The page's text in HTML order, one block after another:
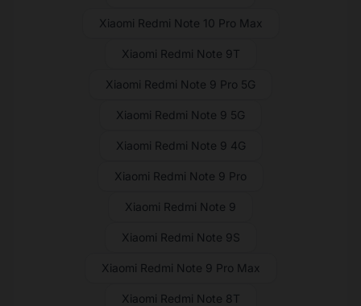
Xiaomi Redmi Note 10 Pro Max
Xiaomi Redmi Note 9T
Xiaomi Redmi Note 9 Pro 5G
Xiaomi Redmi Note 9 5G
Xiaomi Redmi Note 9 4G
Xiaomi Redmi Note 9 Pro
Xiaomi Redmi Note 9
Xiaomi Redmi Note 9S
Xiaomi Redmi Note 9 Pro Max
Xiaomi Redmi Note 8T